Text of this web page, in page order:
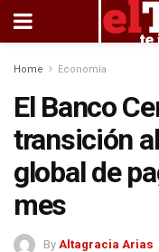
Home Economía
El Banco
transición
global de
mes
By Altagracia Arias